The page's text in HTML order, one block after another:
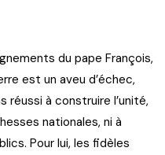
du pape François,
est un aveu d’échec,
réussi à construire l’unité,
nationales, ni à
Pour lui, les fidèles